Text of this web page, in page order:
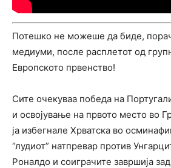
Потешко не можеше да биде,
медиуми, после расплетот од
Европското првенство!
Сите очекуваа победа на
и освојување на првото место во
ја избегнале Хрватска во
“лудиот” натпревар против
Роналдо и соиграчите завршија